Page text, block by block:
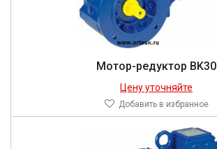
Мотор-редуктор BK30
Цену уточняйте
Добавить в избранное